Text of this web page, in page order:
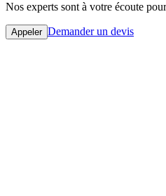
Nos experts sont à votre écoute
Appeler Demander un devis